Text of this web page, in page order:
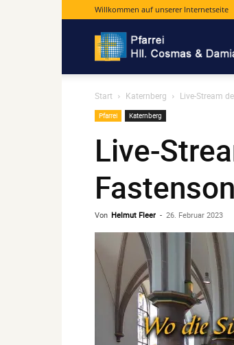
Willkommen auf unserer Internetseite
Start Katernberg Live-Stream
Pfarrei Katernberg
Live-
Von Helmut Fleer - 26. Februar 2023